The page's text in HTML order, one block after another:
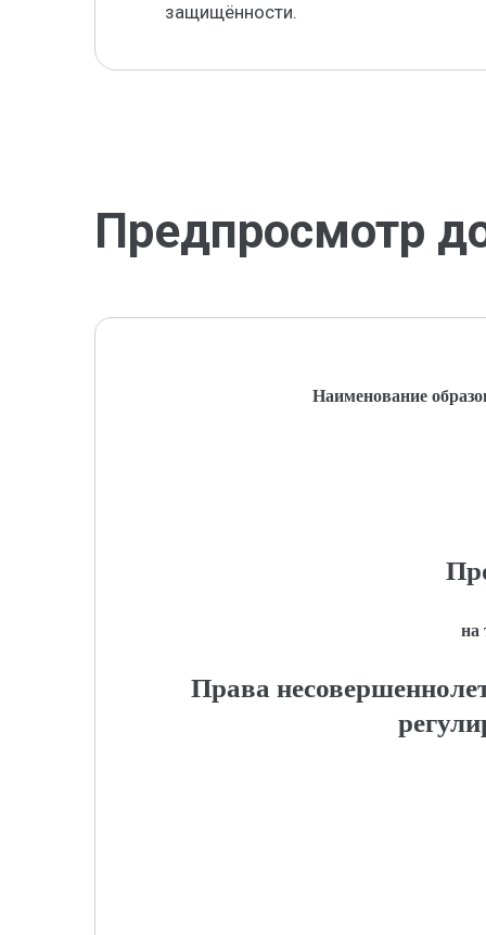
защищённости.
Предпросмотр
Наименование
на
Права